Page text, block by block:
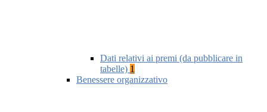
Dati relativi ai premi (da pubblicare in
tabelle) 1
Benessere organizzativo